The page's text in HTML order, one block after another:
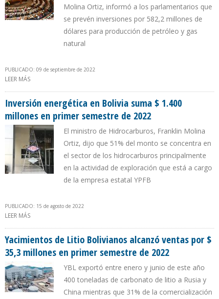
Molina Ortiz, informó a los parlamentarios que
se prevén inversiones por 582,2 millones de
dólares para producción de petróleo y gas
natural
PUBLICADO: 09 de septiembre de 2022
LEER MÁS
Inversión energética en Bolivia suma $ 1.400
millones en primer semestre de 2022
El ministro de Hidrocarburos, Franklin Molina
Ortiz, dijo que 51% del monto se concentra en
el sector de los hidrocarburos principalmente
en la actividad de exploración que está a cargo
de la empresa estatal YPFB
PUBLICADO: 15 de agosto de 2022
LEER MÁS
Yacimientos de Litio Bolivianos alcanzó ventas por $
35,3 millones en primer semestre de 2022
YBL exportó entre enero y junio de este año
400 toneladas de carbonato de litio a Rusia y
China mientras que 31% de la comercialización